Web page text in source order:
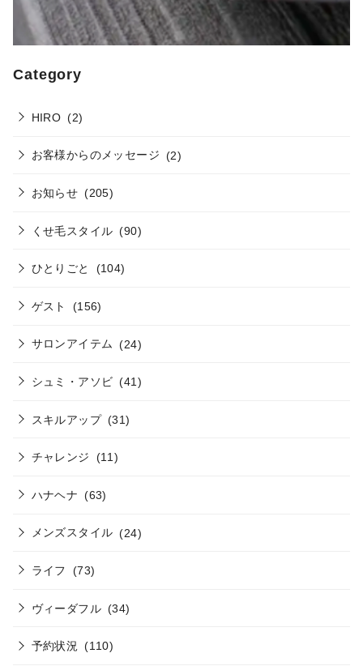
Category
HIRO (2)
お客様からのメッセージ (2)
お知らせ (205)
くせ毛スタイル (90)
ひとりごと (104)
ゲスト (156)
サロンアイテム (24)
シュミ・アソビ (41)
スキルアップ (31)
チャレンジ (11)
ハナヘナ (63)
メンズスタイル (24)
ライフ (73)
ヴィーダフル (34)
予約状況 (110)